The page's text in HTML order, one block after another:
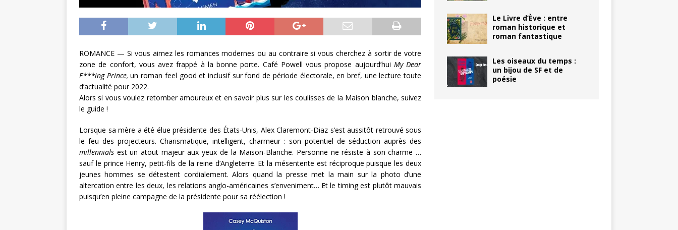
ROMANCE — Si vous aimez les romances modernes ou au contraire si vous cherchez à sortir de votre
zone de confort, vous avez frappé à la bonne porte. Café Powell vous propose aujourd’hui My Dear
F***ing Prince,un roman feel good et inclusif sur fond de période électorale, en bref, une lecture toute
d’actualité pour 2022.
Alors si vous voulez retomber amoureux et en savoir plus sur les coulisses de la Maison blanche, suivez
le guide !
Lorsque sa mère a été élue présidente des États-Unis, Alex Claremont-Diaz s’est aussitôt retrouvé sous
le feu des projecteurs. Charismatique, intelligent, charmeur : son potentiel de séduction auprès des
millennials est un atout majeur aux yeux de la Maison-Blanche. Personne ne résiste à son charme …
sauf le prince Henry, petit-fils de la reine d’Angleterre. Et la mésentente est réciproque puisque les deux
jeunes hommes se détestent cordialement. Alors quand la presse met la main sur la photo d’une
altercation entre les deux, les relations anglo-américaines s’enveniment… Et le timing est plutôt mauvais
puisqu’en pleine campagne de la présidente pour sa réélection !
Le Livre d’Ève : entre
roman historique et
roman fantastique
Les oiseaux du temps :
un bijou de SF et de
poésie